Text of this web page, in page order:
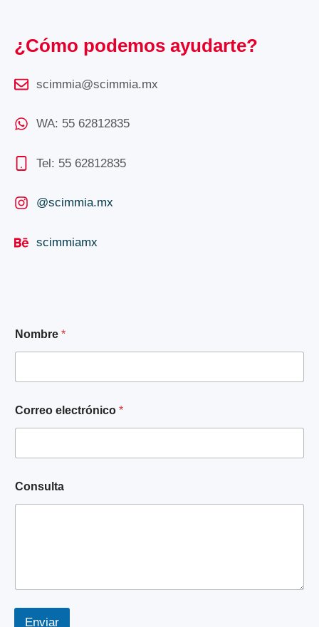
¿Cómo podemos ayudarte?
scimmia@scimmia.mx
WA: 55 62812835
Tel: 55 62812835
@scimmia.mx
scimmiamx
C
o
l
t
a
Nombre *
Correo electrónico *
Consulta
Enviar